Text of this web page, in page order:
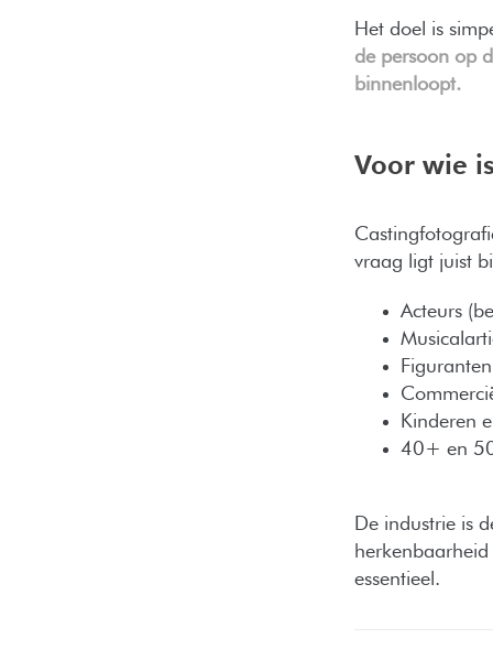
Het doel is
de persoon op
binnenloopt.
Voor wie
vraag ligt juist
Acteurs
Kinderen
40+ en
De industrie is
essentieel.